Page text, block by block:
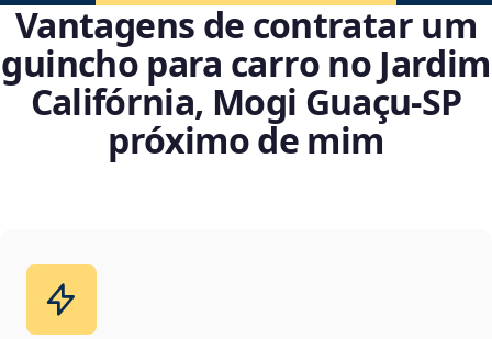
Vantagens de contratar um
guincho para carro no Jardim
Califórnia, Mogi Guaçu‑SP
próximo de mim